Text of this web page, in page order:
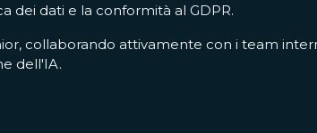
dei dati e la conformità al GDPR.
collaborando attivamente con i team
dell'IA.